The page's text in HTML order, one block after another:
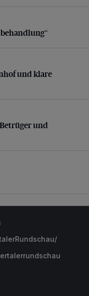
und klare Ansage
und klare
und Blender
und